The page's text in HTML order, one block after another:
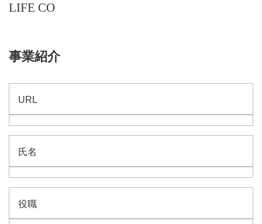
LIFE CO
事業紹介
URL
氏名
役職